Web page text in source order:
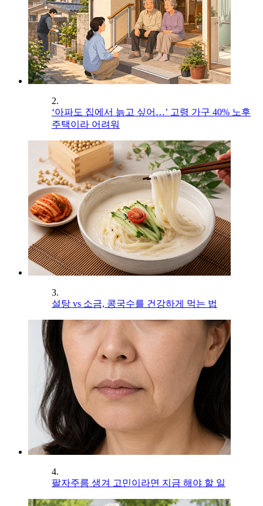
2.
‘아파도 집에서 늙고 싶어…’ 고령 가구 40% 노후
주택이라 어려워
3.
설탕 vs 소금, 콩국수를 건강하게 먹는 법
4.
팔자주름 생겨 고민이라면 지금 해야 할 일